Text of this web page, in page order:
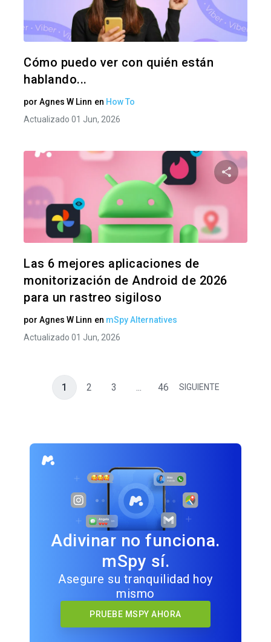
Cómo puedo ver con quién están
hablando...
por Agnes W Linn en How To
Actualizado 01 Jun, 2026
Las 6 mejores aplicaciones de
monitorización de Android de 2026
para un rastreo sigiloso
por Agnes W Linn en mSpy Alternatives
Actualizado 01 Jun, 2026
1 2 3 ... 46 SIGUIENTE
Adivinar no funciona.
mSpy sí.
Asegure su tranquilidad hoy
mismo
PRUEBE MSPY AHORA